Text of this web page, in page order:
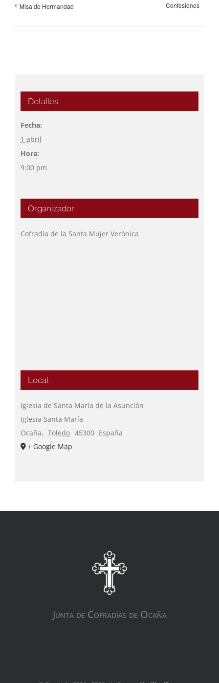
Misa de Hermandad Confesiones
Detalles
Fecha:
1 abril
Hora:
9:00 pm
Organizador
Cofradía de la Santa Mujer Verónica
Local
Iglesia de Santa María de la Asunción
Iglesia Santa María
Ocaña, Toledo 45300 España
+ Google Map
Junta de Cofradías de Ocaña